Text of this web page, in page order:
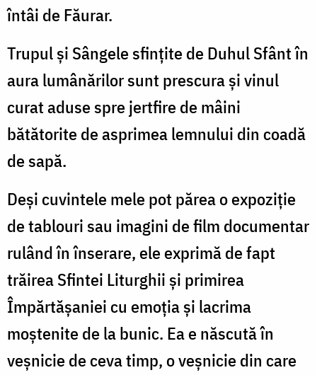
întâi de Făurar.
Trupul şi Sângele sfinţite de Duhul Sfânt în
aura lumânărilor sunt prescura şi vinul
curat aduse spre jertfire de mâini
bătătorite de asprimea lemnului din coadă
de sapă.
Deşi cuvintele mele pot părea o expoziţie
de tablouri sau imagini de film documentar
rulând în înserare, ele exprimă de fapt
trăirea Sfintei Liturghii şi primirea
Împărtăşaniei cu emoţia şi lacrima
moştenite de la bunic. Ea e născută în
veşnicie de ceva timp, o veşnicie din care